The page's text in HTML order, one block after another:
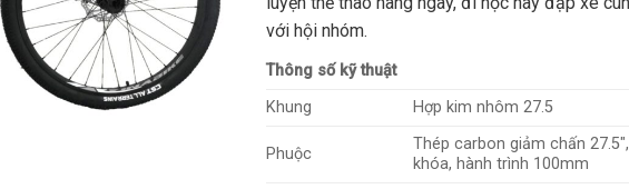
với hội nhóm.
Thông số kỹ thuật
Khung
Hợp kim nhôm 27.5
Phuộc
Thép carbon giảm chấn
khóa, hành trình 100mm